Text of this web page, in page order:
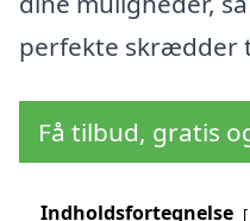
perfekte skrædder
Få tilbud, gratis
Indholdsfortegnelse